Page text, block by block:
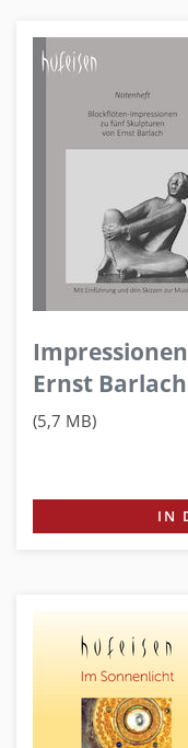
Ernst Barlach
(5,7 MB)
IN